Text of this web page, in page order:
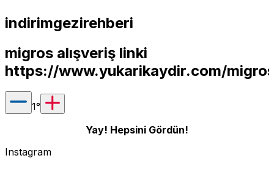
indirimgezirehberi
migros alışveriş linki
https://www.yukarikaydir.com/
1°
Yay! Hepsini Gördün!
Instagram